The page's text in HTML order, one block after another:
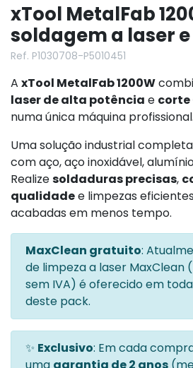
xTool MetalFab
soldagem a laser
Ref. P1030708-P5010451
A xTool MetalFab 1200W
laser de alta potência e corte
numa única máquina profissional.
Uma solução industrial
com aço, aço inoxidável,
Realizesoldaduras precisas,
qualidadee limpezas
acabadas em menos tempo.
MaxClean gratuito:
de limpeza a laser MaxClean
sem IVA) é oferecido em
deste pack.
✨ Exclusivo: Em cada
uma garantia de 2 anos